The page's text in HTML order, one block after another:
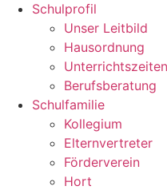
Schulprofil
Unser Leitbild
Hausordnung
Unterrichtszeiten
Berufsberatung
Schulfamilie
Kollegium
Elternvertreter
Förderverein
Hort